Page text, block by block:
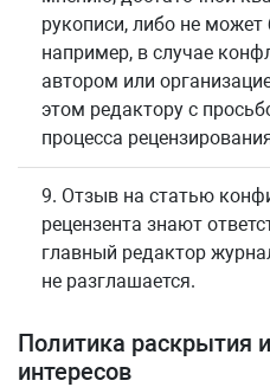
рукописи, либо не
например, в случае
автором или
этом редактору с
процесса
9. Отзыв на статью
рецензента знают
главный редактор
не разглашается.
Политика раскрытия
интересов